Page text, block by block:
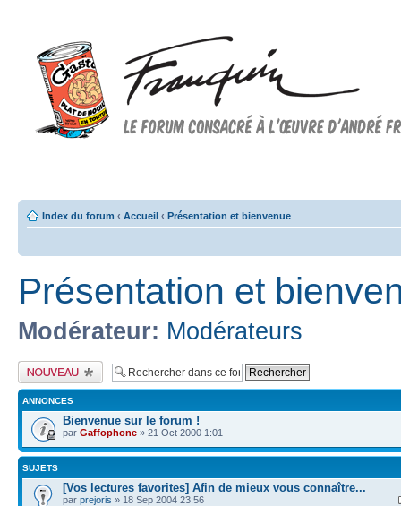
Index du forum ‹ Accueil ‹ Présentation et bienvenue
Présentation et
Modérateur: Modérateurs
Publier un nouveau
sujet
ANNONCES
Bienvenue sur le forum !
par Gaffophone » 21 Oct 2000 1:01
SUJETS
[Vos lectures favorites] Afin de mieux vous connaître...
par prejoris » 18 Sep 2004 23:56